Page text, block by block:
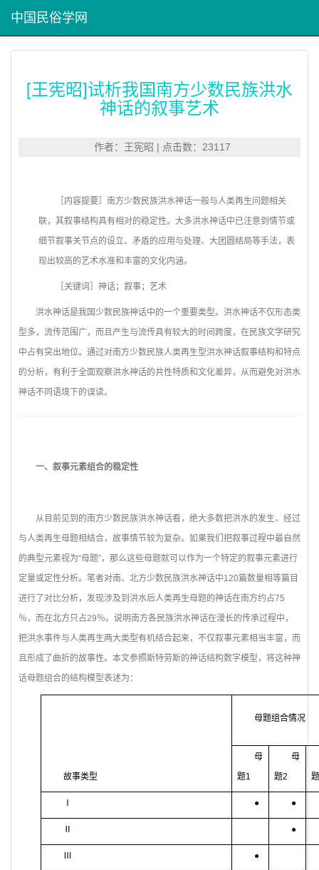
中国民俗学网
[王宪昭]试析我国南方少数民族洪水
神话的叙事艺术
作者：王宪昭 | 点击数：23117
［内容提要］南方少数民族洪水神话一般与人类再生问题相关
联，其叙事结构具有相对的稳定性。大多洪水神话中已注意到情节或
细节叙事关节点的设立、矛盾的应用与处理、大团圆结局等手法，表
现出较高的艺术水准和丰富的文化内涵。
［关键词］神话；叙事；艺术
洪水神话是我国少数民族神话中的一个重要类型。洪水神话不仅形态类
型多，流传范围广，而且产生与流传具有较大的时间跨度，在民族文学研究
中占有突出地位。通过对南方少数民族人类再生型洪水神话叙事结构和特点
的分析，有利于全面观察洪水神话的共性特质和文化差异，从而避免对洪水
神话不同语境下的误读。
一、叙事元素组合的稳定性
从目前见到的南方少数民族洪水神话看，绝大多数把洪水的发生、经过
与人类再生母题相结合，故事情节较为复杂。如果我们把叙事过程中最自然
的典型元素视为“母题”，那么这些母题就可以作为一个特定的叙事元素进行
定量或定性分析。笔者对南、北方少数民族洪水神话中120篇数量相等篇目
进行了对比分析，发现涉及到洪水后人类再生母题的神话在南方约占75
％，而在北方只占29％。说明南方各民族洪水神话在漫长的传承过程中，
把洪水事件与人类再生两大类型有机结合起来，不仅叙事元素相当丰富，而
且形成了曲折的故事性。本文参照斯特劳斯的神话结构数字模型，将这种神
话母题组合的结构模型表述为：
故事类型
母题组合情况
母
题1
母
题2
● ●
●
●